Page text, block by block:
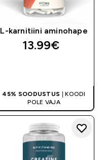
L-karnitiini aminohape
13.99€‎
45% SOODUSTUS | KOODI
POLE VAJA